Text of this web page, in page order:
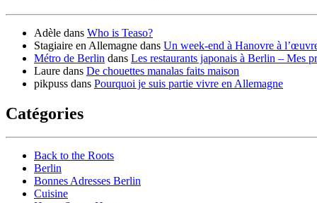
Adèle dans Who is Teaso?
Stagiaire en Allemagne dans Un week-end à Hanovre à
Métro de Berlin dans Les restaurants japonais à Berlin – Mes
Laure dans De chouettes manalas faits maison
pikpuss dans Pourquoi je suis partie vivre en Allemagne
Catégories
Back to the Roots
Berlin
Bonnes Adresses Berlin
Cuisine